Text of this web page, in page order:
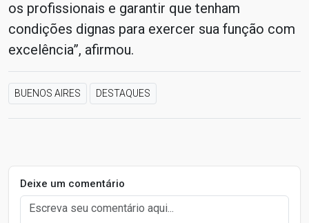
os profissionais e garantir que tenham
condições dignas para exercer sua função com
excelência”, afirmou.
BUENOS AIRES DESTAQUES
Deixe um comentário